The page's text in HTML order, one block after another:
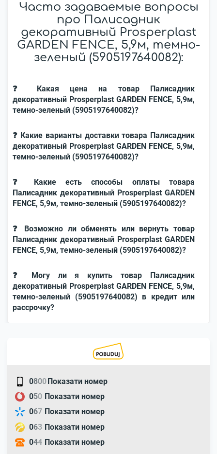
Часто задаваемые вопросы
про Палисадник
декоративный Prosperplast
GARDEN FENCE, 5,9м, темно-
зеленый (5905197640082):
❓ Какая цена на товар Палисадник
декоративный Prosperplast GARDEN FENCE, 5,9м,
темно-зеленый (5905197640082)?
❓ Какие варианты доставки товара Палисадник
декоративный Prosperplast GARDEN FENCE, 5,9м,
темно-зеленый (5905197640082)?
❓ Какие есть способы оплаты товара
Палисадник декоративный Prosperplast GARDEN
FENCE, 5,9м, темно-зеленый (5905197640082)?
❓ Возможно ли обменять или вернуть товар
Палисадник декоративный Prosperplast GARDEN
FENCE, 5,9м, темно-зеленый (5905197640082)?
❓ Могу ли я купить товар Палисадник
декоративный Prosperplast GARDEN FENCE, 5,9м,
темно-зеленый (5905197640082) в кредит или
рассрочку?
0800Показати номер
050 Показати номер
067 Показати номер
063 Показати номер
044 Показати номер